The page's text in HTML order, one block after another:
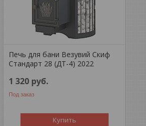
Печь для бани Везувий Скиф
Стандарт 28 (ДТ-4) 2022
1 320 руб.
Под заказ
Купить